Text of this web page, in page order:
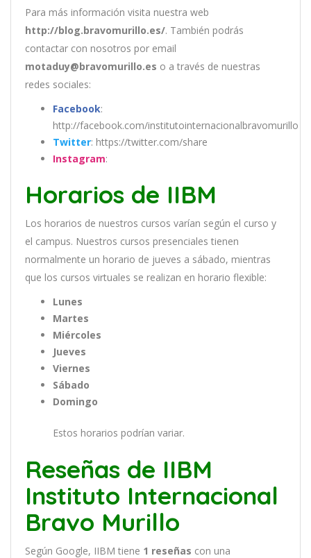
Para más información visita nuestra web
http://blog.bravomurillo.es/. También podrás
contactar con nosotros por email
motaduy@bravomurillo.es o a través de nuestras
redes sociales:
Facebook:
http://facebook.com/institutointernacionalbravomurillo
Twitter: https://twitter.com/share
Instagram:
Horarios de IIBM
Los horarios de nuestros cursos varían según el curso y
el campus. Nuestros cursos presenciales tienen
normalmente un horario de jueves a sábado, mientras
que los cursos virtuales se realizan en horario flexible:
Lunes
Martes
Miércoles
Jueves
Viernes
Sábado
Domingo
Estos horarios podrían variar.
Reseñas de IIBM
Instituto Internacional
Bravo Murillo
Según Google, IIBM tiene 1 reseñas con una